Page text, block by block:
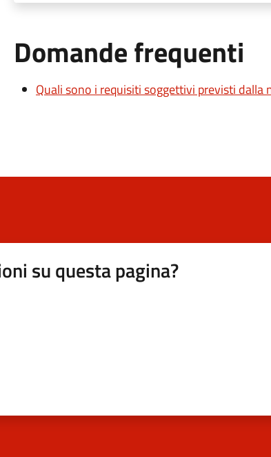
Domande frequenti
Quali sono i requisiti soggettivi previsti dalla
su questa pagina?